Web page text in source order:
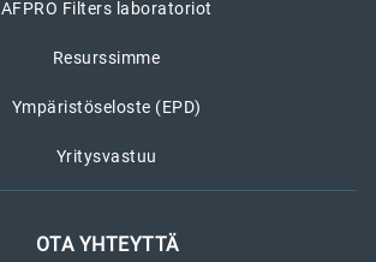
AFPRO Filters laboratoriot
Resurssimme
Ympäristöseloste (EPD)
Yritysvastuu
OTA YHTEYTTÄ